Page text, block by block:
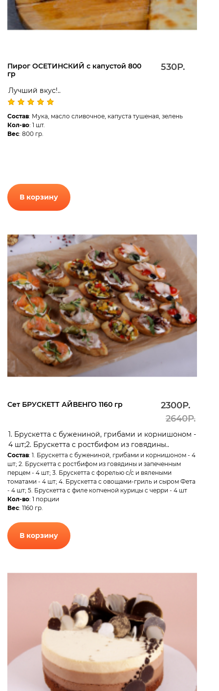
Пирог ОСЕТИНСКИЙ с капустой 800
гр
530Р.
Лучший вкус!..
Состав: Мука, масло сливочное, капуста тушеная, зелень
Кол-во: 1 шт.
Вес: 800 гр.
В корзину
Сет БРУСКЕТТ АЙВЕНГО 1160 гр
2300Р.
2640Р.
1. Брускетта с бужениной, грибами и корнишоном -
4 шт;2. Брускетта с ростбифом из говядины..
Состав: 1. Брускетта с бужениной, грибами и корнишоном - 4
шт; 2. Брускетта с ростбифом из говядины и запеченным
перцем - 4 шт; 3. Брускетта с форелью с/с и вялеными
томатами - 4 шт; 4. Брускетта с овощами-гриль и сыром Фета
- 4 шт; 5. Брускетта с филе копченой курицы с черри - 4 шт
Кол-во: 1 порции
Вес: 1160 гр.
В корзину